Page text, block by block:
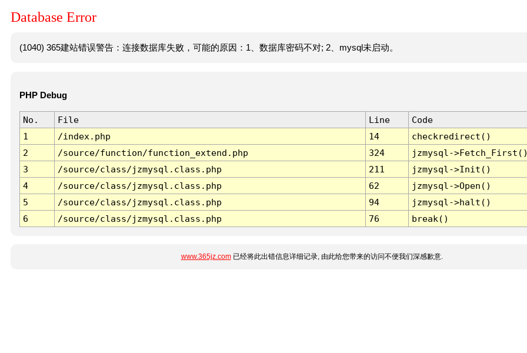
Database Error
(1040) 365建站错误警告：连接数据库失败，可能的原因：1、数据库密码不对; 2、mysql未启动。
PHP Debug
No. File Line
Code
1
/index.php 14
checkredirect()
2
/source/function/function_extend.php 324
jzmysql-
3
/source/class/jzmysql.class.php 211
jzmysql->Init()
4
/source/class/jzmysql.class.php 62
jzmysql->Open()
5
/source/class/jzmysql.class.php 94
jzmysql->halt()
6
/source/class/jzmysql.class.php 76 break()
www.365jz.com已经将此出错信息详细记录, 由此给您带来的访问不便我们深感歉意.